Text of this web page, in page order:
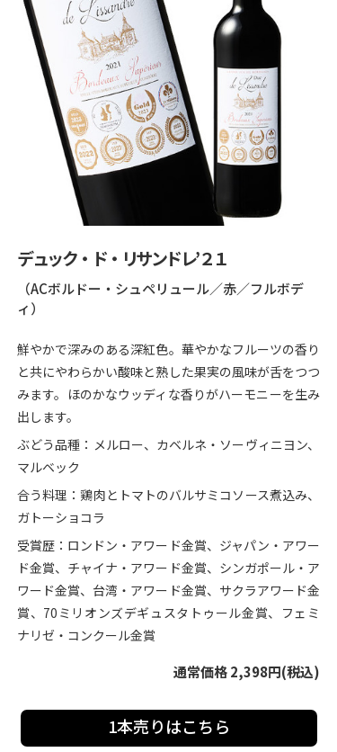
デュック・ド・リサンドレ’２１
（ACボルドー・シュペリュール／赤／フルボデ
ィ）
鮮やかで深みのある深紅色。華やかなフルーツの香り
と共にやわらかい酸味と熟した果実の風味が舌をつつ
みます。ほのかなウッディな香りがハーモニーを生み
出します。
ぶどう品種：メルロー、カベルネ・ソーヴィニヨン、
マルベック
合う料理：鶏肉とトマトのバルサミコソース煮込み、
ガトーショコラ
受賞歴：ロンドン・アワード金賞、ジャパン・アワー
ド金賞、チャイナ・アワード金賞、シンガポール・ア
ワード金賞、台湾・アワード金賞、サクラアワード金
賞、70ミリオンズデギュスタトゥール金賞、フェミ
ナリゼ・コンクール金賞
通常価格 2,398円(税込)
1本売りはこちら